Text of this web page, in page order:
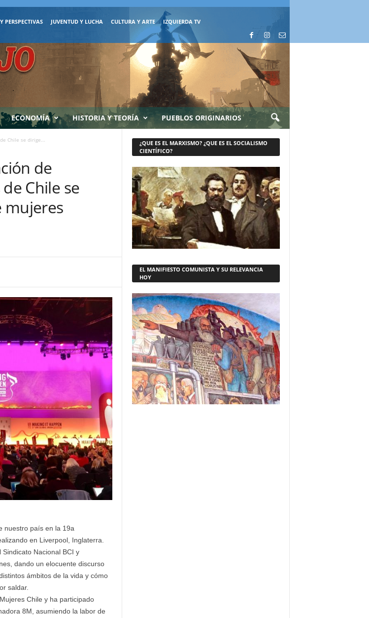
PERSPECTIVAS JUVENTUD Y LUCHA CULTURA Y ARTE IZQUIERDA TV
ECONOMÍA HISTORIA Y TEORÍA PUEBLOS ORIGINARIOS
Chile se dirige...
de
Chile se
mujeres
nuestro país en la 19a
en Liverpool, Inglaterra.
Nacional BCI y
dando un elocuente discurso
ámbitos de la vida y cómo
saldar.
Chile y ha participado
8M, asumiendo la labor de
¿QUE ES EL MARXISMO? ¿QUE ES EL SOCIALISMO
CIENTÍFICO?
EL MANIFIESTO COMUNISTA Y SU RELEVANCIA
HOY